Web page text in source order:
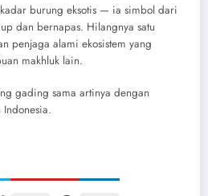
burung eksotis — ia simbol dari
dan bernapas. Hilangnya satu
penjaga alami ekosistem yang
makhluk lain.
gading sama artinya dengan